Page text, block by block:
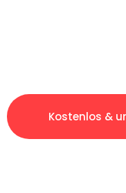
Kostenlos &